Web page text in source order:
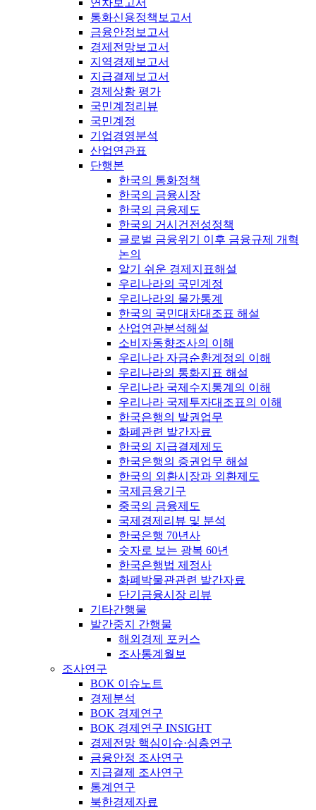
연차보고서
통화신용정책보고서
금융안정보고서
경제전망보고서
지역경제보고서
지급결제보고서
경제상황 평가
국민계정리뷰
국민계정
기업경영분석
산업연관표
단행본
한국의 통화정책
한국의 금융시장
한국의 금융제도
한국의 거시건전성정책
글로벌 금융위기 이후 금융규제 개혁
논의
알기 쉬운 경제지표해설
우리나라의 국민계정
우리나라의 물가통계
한국의 국민대차대조표 해설
산업연관분석해설
소비자동향조사의 이해
우리나라 자금순환계정의 이해
우리나라의 통화지표 해설
우리나라 국제수지통계의 이해
우리나라 국제투자대조표의 이해
한국은행의 발권업무
화폐관련 발간자료
한국의 지급결제제도
한국은행의 증권업무 해설
한국의 외환시장과 외환제도
국제금융기구
중국의 금융제도
국제경제리뷰 및 분석
한국은행 70년사
숫자로 보는 광복 60년
한국은행법 제정사
화폐박물관관련 발간자료
단기금융시장 리뷰
기타간행물
발간중지 간행물
해외경제 포커스
조사통계월보
조사연구
BOK 이슈노트
경제분석
BOK 경제연구
BOK 경제연구 INSIGHT
경제전망 핵심이슈·심층연구
금융안정 조사연구
지급결제 조사연구
통계연구
북한경제자료